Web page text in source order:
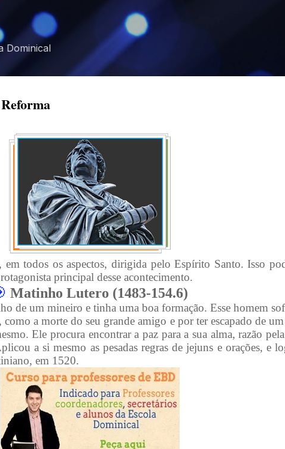
Pular para o conteúdo principal
Dominical
todos os aspectos, dirigida pelo Espírito Santo. Isso
principal desse acontecimento.
Matinho Lutero (1483-154.6)
de um mineiro e tinha uma boa formação. Esse homem
a morte do seu grande amigo e por ter escapado de
Ele procura encontrar a paz para a sua alma, razão
a si mesmo as pesadas regras de jejuns e orações, e
em 1520.